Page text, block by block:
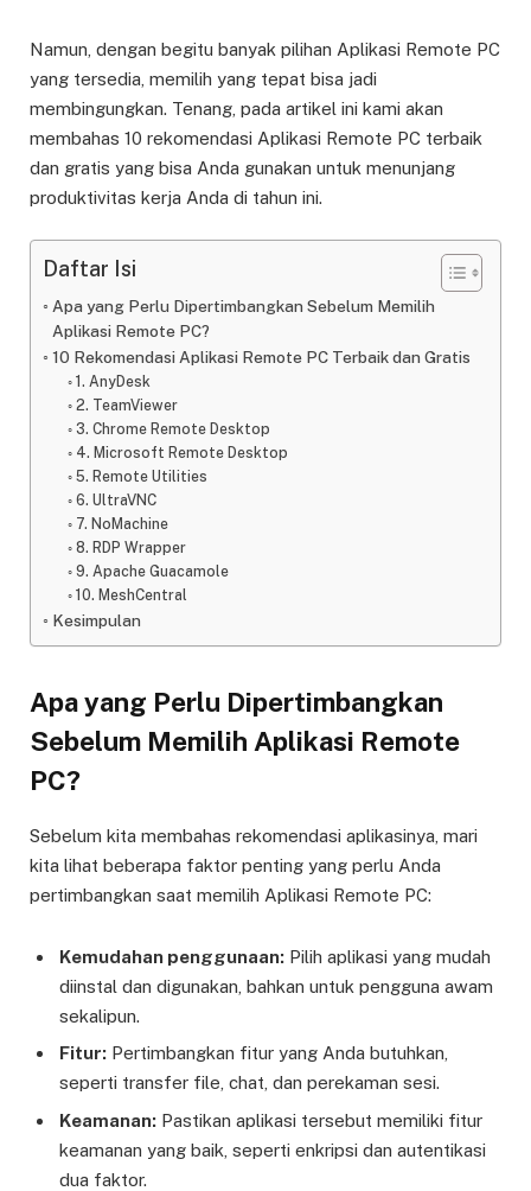
Namun, dengan begitu banyak pilihan Aplikasi Remote PC
yang tersedia, memilih yang tepat bisa jadi
membingungkan. Tenang, pada artikel ini kami akan
membahas 10 rekomendasi Aplikasi Remote PC terbaik
dan gratis yang bisa Anda gunakan untuk menunjang
produktivitas kerja Anda di tahun ini.
Daftar Isi
Apa yang Perlu Dipertimbangkan Sebelum Memilih
Aplikasi Remote PC?
10 Rekomendasi Aplikasi Remote PC Terbaik dan Gratis
1. AnyDesk
2. TeamViewer
3. Chrome Remote Desktop
4. Microsoft Remote Desktop
5. Remote Utilities
6. UltraVNC
7. NoMachine
8. RDP Wrapper
9. Apache Guacamole
10. MeshCentral
Kesimpulan
Apa yang Perlu Dipertimbangkan
Sebelum Memilih Aplikasi Remote
PC?
Sebelum kita membahas rekomendasi aplikasinya, mari
kita lihat beberapa faktor penting yang perlu Anda
pertimbangkan saat memilih Aplikasi Remote PC:
Kemudahan penggunaan: Pilih aplikasi yang mudah
diinstal dan digunakan, bahkan untuk pengguna awam
sekalipun.
Fitur: Pertimbangkan fitur yang Anda butuhkan,
seperti transfer file, chat, dan perekaman sesi.
Keamanan: Pastikan aplikasi tersebut memiliki fitur
keamanan yang baik, seperti enkripsi dan autentikasi
dua faktor.